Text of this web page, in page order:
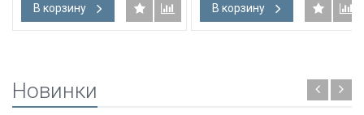
В корзину В корзину
Новинки